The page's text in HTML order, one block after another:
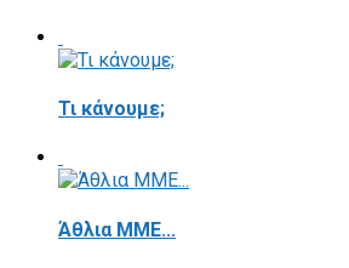
Τι κάνουμε;
Άθλια ΜΜΕ...